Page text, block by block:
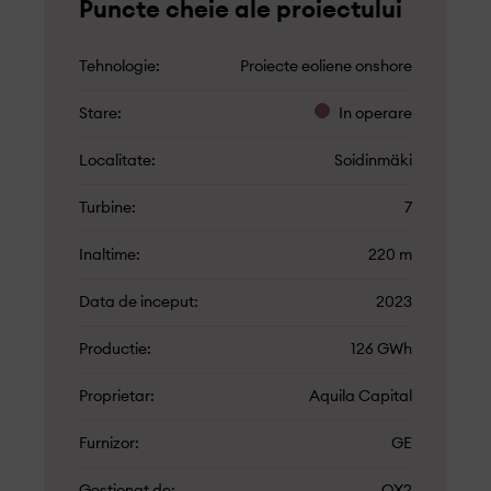
Puncte cheie ale proiectului
Tehnologie Proiecte eoliene onshore
Stare In operare
Localitate Soidinmäki
Turbine 7
Inaltime 220 m
Data de inceput 2023
Productie 126 GWh
Proprietar Aquila Capital
Furnizor GE